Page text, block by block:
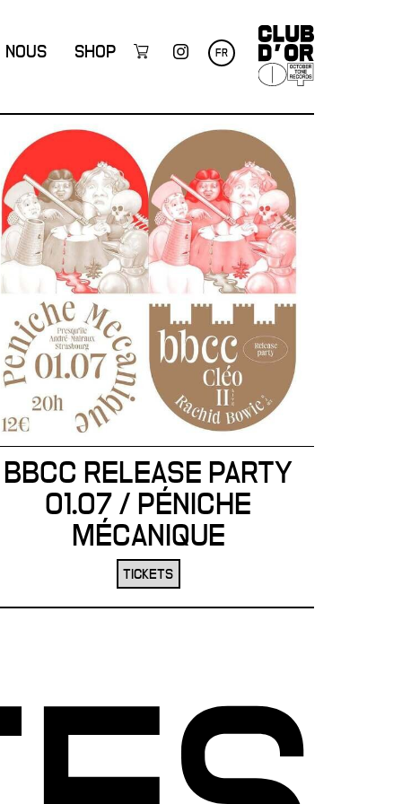
NOUS SHOP FR
BBCC RELEASE PARTY
01.07 / PÉNICHE
MÉCANIQUE
TICKETS